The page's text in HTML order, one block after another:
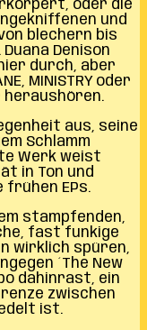
oder die
und
blechern bis
Denison
hier durch, aber
MINISTRY oder
heraushören.
aus, seine
Schlamm
Werk weist
in Ton und
frühen EPs.
stampfenden,
fast funkige
wirklich spüren,
´The New
dahinrast, ein
zwischen
ist.